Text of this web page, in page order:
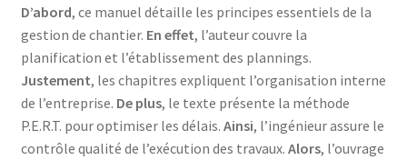
D’abord, ce manuel détaille les principes essentiels de la
gestion de chantier. En effet, l’auteur couvre la
planification et l’établissement des plannings.
Justement, les chapitres expliquent l’organisation interne
de l’entreprise. De plus, le texte présente la méthode
P.E.R.T. pour optimiser les délais. Ainsi, l’ingénieur assure le
contrôle qualité de l’exécution des travaux. Alors, l’ouvrage